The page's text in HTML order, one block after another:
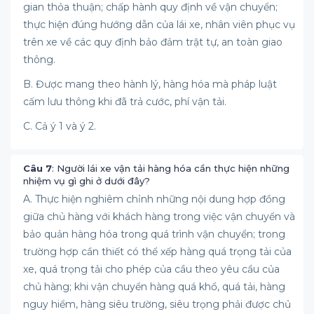
gian thỏa thuận; chấp hành quy định về vận chuyển;
thực hiện đúng hướng dẫn của lái xe, nhân viên phục vụ
trên xe về các quy định bảo đảm trật tự, an toàn giao
thông.
B. Được mang theo hành lý, hàng hóa mà pháp luật
cấm lưu thông khi đã trả cước, phí vận tải.
C. Cả ý 1 và ý 2.
Câu 7: Người lái xe vận tải hàng hóa cần thực hiện những
nhiệm vụ gì ghi ở dưới đây?
A. Thực hiện nghiêm chỉnh những nội dung hợp đồng
giữa chủ hàng với khách hàng trong việc vận chuyển và
bảo quản hàng hóa trong quá trình vận chuyển; trong
trường hợp cần thiết có thể xếp hàng quá trọng tải của
xe, quá trọng tải cho phép của cầu theo yêu cầu của
chủ hàng; khi vận chuyển hàng quá khổ, quá tải, hàng
nguy hiểm, hàng siêu trường, siêu trọng phải được chủ